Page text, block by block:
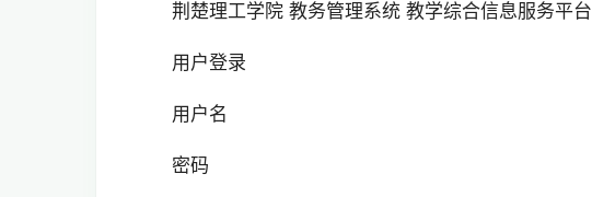
荆楚理工学院 教务管理系统 教学综合信息服务平台
用户登录
用户名
密码